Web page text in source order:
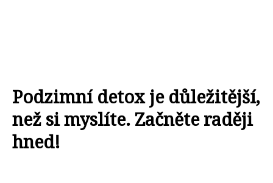
Podzimní detox je důležitější,
než si myslíte. Začněte raději
hned!